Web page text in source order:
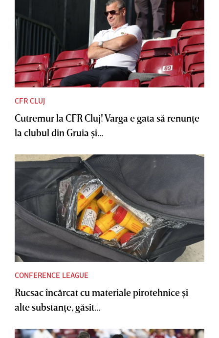
CFR CLUJ
Cutremur la CFR Cluj! Varga e gata să renunţe
la clubul din Gruia şi...
CONFERENCE LEAGUE
Rucsac încărcat cu materiale pirotehnice şi
alte substanţe, găsit...